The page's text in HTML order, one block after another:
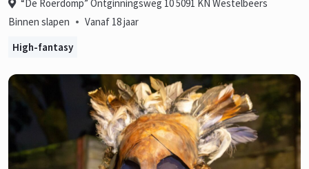
“De Roerdomp” Ontginningsweg 10 5091 KN Westelbeers
Binnen slapen • Vanaf 18 jaar
High-fantasy